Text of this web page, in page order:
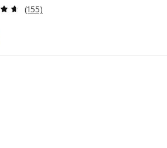
Examen: 4.6 sur des 5 Étoiles.
(155)